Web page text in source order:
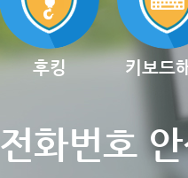
후킹 키보드
전화번호